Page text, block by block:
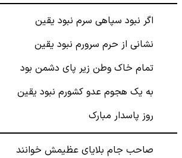
اگر نبود سپاهی سرم نبود یقین
نشانی از حرم سرورم نبود یقین
تمام خاک وطن زیر پای دشمن بود
به یک هجوم عدو کشورم نبود یقین
روز پاسدار مبارک
صاحب جام بلایای عظیمش خوانند